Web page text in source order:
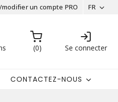
un compte PRO FR
0 Se connecter
CONTACTEZ-NOUS